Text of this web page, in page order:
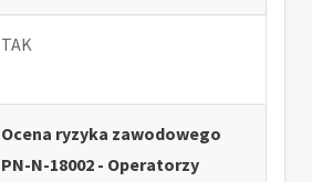
TAK
Ocena ryzyka zawodowego
PN-N-18002 - Operatorzy